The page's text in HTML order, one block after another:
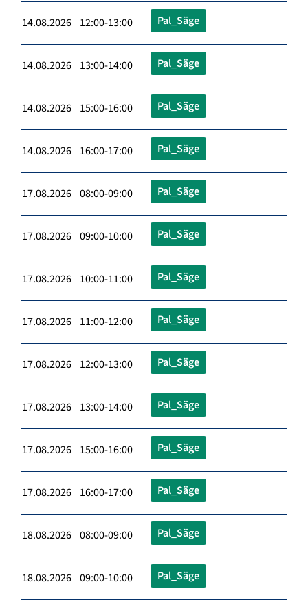
14.08.2026 12:00-13:00 Pal_Säge
14.08.2026 13:00-14:00 Pal_Säge
14.08.2026 15:00-16:00 Pal_Säge
14.08.2026 16:00-17:00 Pal_Säge
17.08.2026 08:00-09:00 Pal_Säge
17.08.2026 09:00-10:00 Pal_Säge
17.08.2026 10:00-11:00 Pal_Säge
17.08.2026 11:00-12:00 Pal_Säge
17.08.2026 12:00-13:00 Pal_Säge
17.08.2026 13:00-14:00 Pal_Säge
17.08.2026 15:00-16:00 Pal_Säge
17.08.2026 16:00-17:00 Pal_Säge
18.08.2026 08:00-09:00 Pal_Säge
18.08.2026 09:00-10:00 Pal_Säge